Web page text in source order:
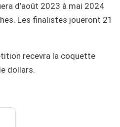
d’août 2023 à mai 2024
Les finalistes joueront 21
recevra la coquette
dollars.